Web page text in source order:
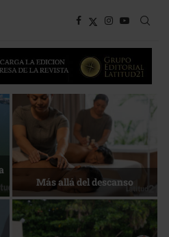
Energía que Impulsa la
competitividad